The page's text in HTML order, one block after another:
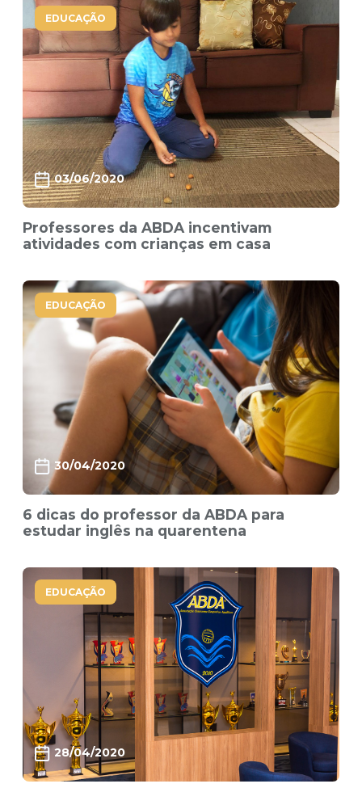
EDUCAÇÃO
03/06/2020
Professores da ABDA incentivam
atividades com crianças em casa
EDUCAÇÃO
30/04/2020
6 dicas do professor da ABDA para
estudar inglês na quarentena
EDUCAÇÃO
28/04/2020